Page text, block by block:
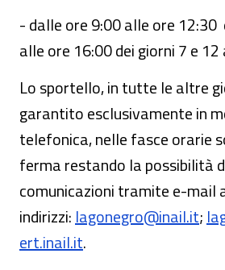
- dalle ore 9:00 alle ore
alle ore 16:00 dei giorni 7 e
Lo sportello, in tutte le altre
garantito esclusivamente in
telefonica, nelle fasce orarie
ferma restando la possibilità
comunicazioni tramite e-mail
indirizzi: lagonegro@inail.it;
ert.inail.it.